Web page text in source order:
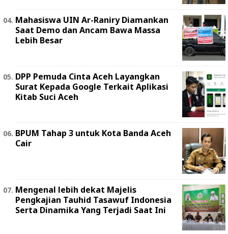
Mahasiswa UIN Ar-Raniry Diamankan
Saat Demo dan Ancam Bawa Massa
Lebih Besar
DPP Pemuda Cinta Aceh Layangkan
Surat Kepada Google Terkait Aplikasi
Kitab Suci Aceh
BPUM Tahap 3 untuk Kota Banda Aceh
Cair
Mengenal lebih dekat Majelis
Pengkajian Tauhid Tasawuf Indonesia
Serta Dinamika Yang Terjadi Saat Ini